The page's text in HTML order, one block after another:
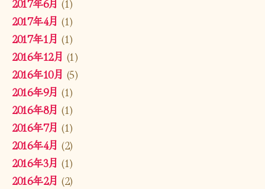
2017年4月 (1)
2017年1月 (1)
2016年12月 (1)
2016年10月 (5)
2016年9月 (1)
2016年8月 (1)
2016年7月 (1)
2016年4月 (2)
2016年3月 (1)
2016年2月 (2)